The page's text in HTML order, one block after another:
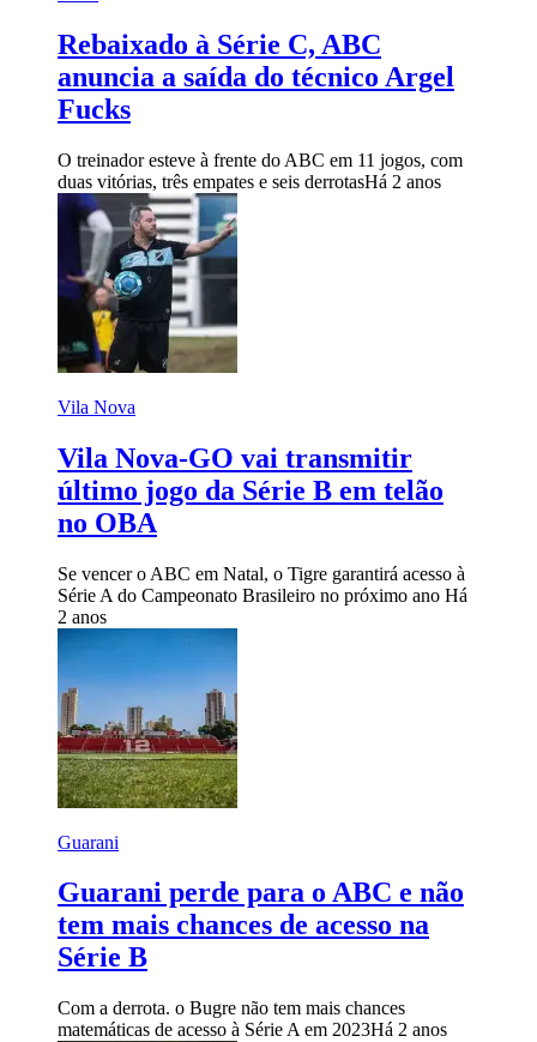
Rebaixado à Série C, ABC
anuncia a saída do técnico Argel
Fucks
O treinador esteve à frente do ABC em 11 jogos, com
duas vitórias, três empates e seis derrotasHá 2 anos
Vila Nova
Vila Nova-GO vai transmitir
último jogo da Série B em telão
no OBA
Se vencer o ABC em Natal, o Tigre garantirá acesso à
Série A do Campeonato Brasileiro no próximo ano Há
2 anos
Guarani
Guarani perde para o ABC e não
tem mais chances de acesso na
Série B
Com a derrota. o Bugre não tem mais chances
matemáticas de acesso à Série A em 2023Há 2 anos